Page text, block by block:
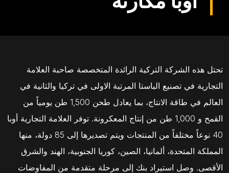
تحتل هذه الشركة التركية الرائدة المتخصصة صاحبة العلامة
التجارية في تصنيع الباستا المرتبة الاولى في تركيا والثانية في
العالم في طاقة الانتاج، بما يعادل طحن 1,500 طن يومياً من
القمح و 1,000 طن من إنتاج المعكرونة. توفر العلامة التجارية أوبا
40 نوعاً مختلفاً من المنتجات ويتم تصديرها إلى 85 دولة، منها
المملكة المتحدة، ألمانيا، الصين، كوريا الجنوبية، الهند والشرق
الأقصى. وصل استيراد بنك إلى مرحلة متقدمة من المفاوضات